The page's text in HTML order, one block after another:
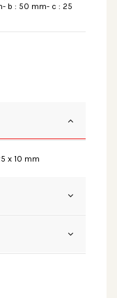
b : 50 mm- c : 25
x 10 mm